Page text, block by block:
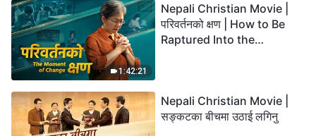
1:42:21
Nepali Christian Movie |
परिवर्तनको क्षण | How to Be
Raptured Into the
Nepali Christian Movie |
सङ्कटका बीचमा उठाई लगिनु